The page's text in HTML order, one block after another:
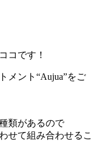
コです！
メント“Aujua”をご
類があるので
せて組み合わせるこ